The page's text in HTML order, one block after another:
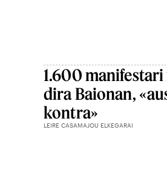
1.600
dira Baionan,
kontra»
LEIRE CASAMAJOU ELKEGARAI